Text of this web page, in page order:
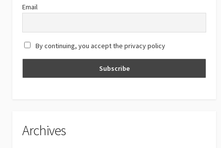
a
n
el
Email
By continuing, you accept the privacy policy
Archives